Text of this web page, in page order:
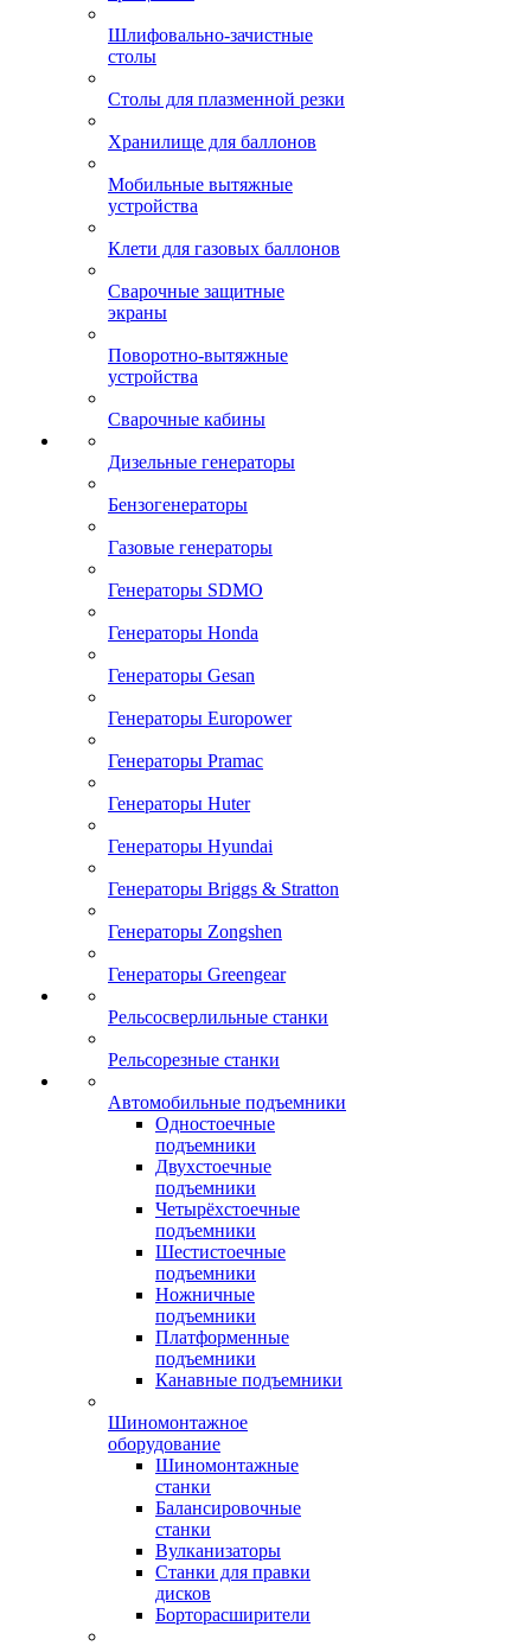
Шлифовально-зачистные
столы
Столы для плазменной резки
Хранилище для баллонов
Мобильные вытяжные
устройства
Клети для газовых баллонов
Сварочные защитные
экраны
Поворотно-вытяжные
устройства
Сварочные кабины
Дизельные генераторы
Бензогенераторы
Газовые генераторы
Генераторы SDMO
Генераторы Honda
Генераторы Gesan
Генераторы Europower
Генераторы Pramac
Генераторы Huter
Генераторы Hyundai
Генераторы Briggs & Stratton
Генераторы Zongshen
Генераторы Greengear
Рельсосверлильные станки
Рельсорезные станки
Автомобильные подъемники
Одностоечные
подъемники
Двухстоечные
подъемники
Четырёхстоечные
подъемники
Шестистоечные
подъемники
Ножничные
подъемники
Платформенные
подъемники
Канавные подъемники
Шиномонтажное
оборудование
Шиномонтажные
станки
Балансировочные
станки
Вулканизаторы
Станки для правки
дисков
Борторасширители